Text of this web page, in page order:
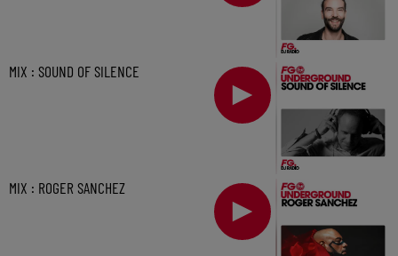
MIX : SOUND OF SILENCE
MIX : ROGER SANCHEZ